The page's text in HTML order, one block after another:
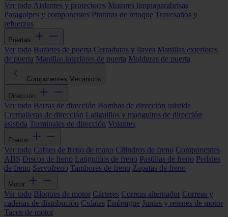
Ver todo Aislantes y protectores Motores limpiaparabrisas
Paragolpes y componentes Pinturas de retoque Travesaños y
refuerzos
Puertas
Ver todo Burletes de puerta Cerraduras y llaves Manillas exteriores
de puerta Manillas interiores de puerta Molduras de puerta
Componentes Mecánicos
Dirección
Ver todo Barras de dirección Bombas de dirección asistida
Cremalleras de dirección Latiguillos y manguitos de dirección
asistida Terminales de dirección Volantes
Frenos
Ver todo Cables de freno de mano Cilindros de freno Componentes
ABS Discos de freno Latiguillos de freno Pastillas de freno Pedales
de freno Servofreno Tambores de freno Zapatas de freno
Motor
Ver todo Bloques de motor Cárteres Correas alternador Correas y
cadenas de distribución Culatas Embrague Juntas y retenes de motor
Tacos de motor